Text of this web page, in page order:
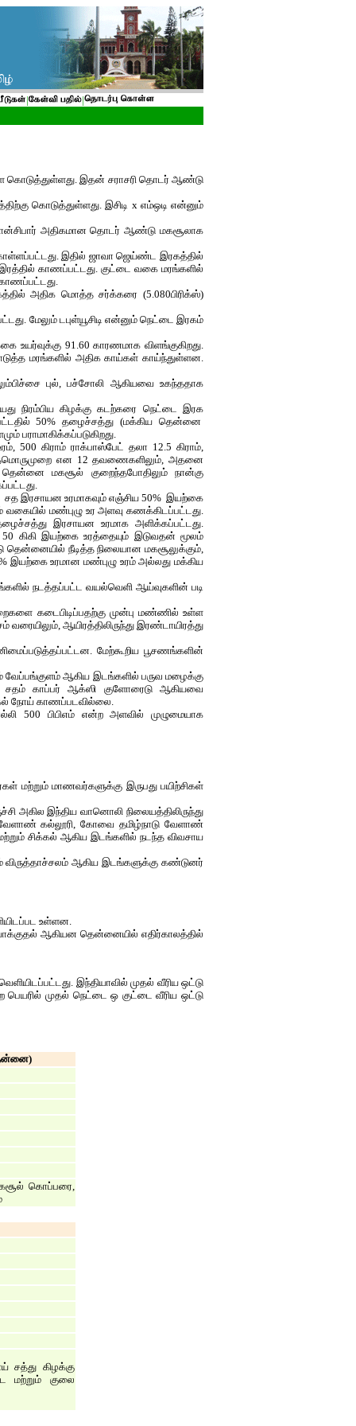
|
|
கொடுத்துள்ளது. இதன் சராசரி தொடர் ஆண்டு
கொடுத்துள்ளது. இசிடி x எம்ஒடி என்னும்
அதிகமான தொடர் ஆண்டு மகசூலாக
இதில் ஜாவா ஜெய்ண்ட இரகத்தில்
காணப்பட்டது. குட்டை வகை மரங்களில்
அதிக மொத்த சர்க்கரை (5.080பிரிக்ஸ்)
மேலும் டபுள்யூசிடி என்னும் நெட்டை இரகம்
91.60 காரணமாக விளங்குகிறது.
மரங்களில் அதிக காய்கள் காய்ந்துள்ளன.
புல், பச்சோலி ஆகியவை உகந்ததாக
நிரம்பிய கிழக்கு கடற்கரை நெட்டை இரக
50% தழைச்சத்து (மக்கிய தென்னை
பராமாகிக்கப்படுகிறது.
கிராம் ராக்பாஸ்பேட் தலா 12.5 கிராம்,
என 12 தவணைகளிலும், அதனை
தென்னை மகசூல் குறைந்தபோதிலும் நான்கு
இரசாயன உரமாகவும் எஞ்சிய 50% இயற்கை
மண்புழு உர அளவு கணக்கிடப்பட்டது.
இரசாயன உரமாக அளிக்கப்பட்டது.
50 கிகி இயற்கை உரத்தையும் இடுவதன் மூலம்
தென்னையில் நீடித்த நிலையான மகசூலுக்கும்,
இயற்கை உரமான மண்புழு உரம் அல்லது மக்கிய
நடத்தப்பட்ட வயல்வெளி ஆய்வுகளின் படி
கடைபிடிப்பதற்கு முன்பு மண்ணில் உள்ள
ஆயிரத்திலிருந்து இரண்டாயிரத்து
மேற்கூறிய பூசணங்களின்
வேப்பங்குளம் ஆகிய இடங்களில் பருவ மழைக்கு
சதம் காப்பர் ஆக்ஸி குளோரைடு ஆகியவை
நோய் காணப்படவில்லை.
500 பிபிஎம் என்ற அளவில் முழுமையாக
மற்றும் மாணவர்களுக்கு இருபது பயிற்சிகள்
அகில இந்திய வானொலி நிலையத்திலிருந்து
வேளாண் கல்லூரி, கோவை தமிழ்நாடு வேளாண்
சிக்கல் ஆகிய இடங்களில் நடந்த விவசாய
விருத்தாச்சலம் ஆகிய இடங்களுக்கு கண்டுனர்
உள்ளன.
ஆகியன தென்னையில் எதிர்காலத்தில்
இந்தியாவில் முதல் வீரிய ஒட்டு
முதல் நெட்டை ஒ குட்டை வீரிய ஒட்டு
கொப்பரை,
சத்து கிழக்கு
மற்றும் குலை